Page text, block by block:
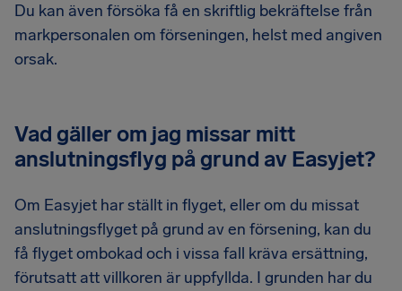
Du kan även försöka få en skriftlig bekräftelse från
markpersonalen om förseningen, helst med angiven
orsak.
Vad gäller om jag missar mitt
anslutningsflyg på grund av Easyjet?
Om Easyjet har ställt in flyget, eller om du missat
anslutningsflyget på grund av en försening, kan du
få flyget ombokad och i vissa fall kräva ersättning,
förutsatt att villkoren är uppfyllda. I grunden har du